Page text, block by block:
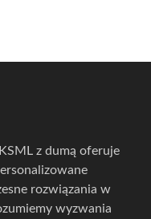
z dumą oferuje
rozwiązania w
wyzwania